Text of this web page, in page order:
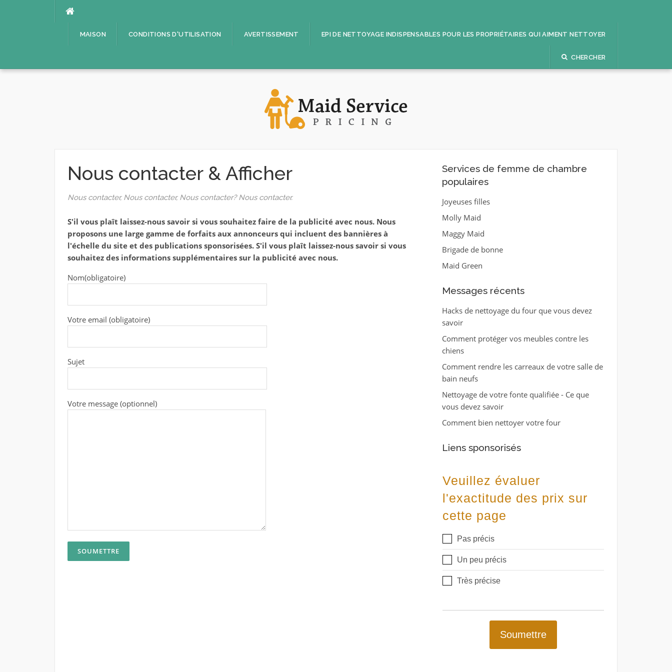
MAISON CONDITIONS D'UTILISATION AVERTISSEMENT EPI DE NETTOYAGE INDISPENSABLES POUR LES PROPRIÉTAIRES QUI AIMENT NETTOYER
CHERCHER
Nous contacter & Afficher
Nous contacter, Nous contacter, Nous contacter? Nous contacter.
S'il vous plaît laissez-nous savoir si vous souhaitez faire de la publicité avec nous. Nous
proposons une large gamme de forfaits aux annonceurs qui incluent des bannières à
l'échelle du site et des publications sponsorisées. S'il vous plaît laissez-nous savoir si vous
souhaitez des informations supplémentaires sur la publicité avec nous.
Nom(obligatoire)
Votre email (obligatoire)
Sujet
Votre message (optionnel)
Services de femme de chambre
populaires
Joyeuses filles
Molly Maid
Maggy Maid
Brigade de bonne
Maid Green
Messages récents
Hacks de nettoyage du four que vous devez
savoir
Comment protéger vos meubles contre les
chiens
Comment rendre les carreaux de votre salle de
bain neufs
Nettoyage de votre fonte qualifiée - Ce que
vous devez savoir
Comment bien nettoyer votre four
Liens sponsorisés
Veuillez évaluer
l'exactitude des prix sur
cette page
Pas précis
Un peu précis
Très précise
Soumettre